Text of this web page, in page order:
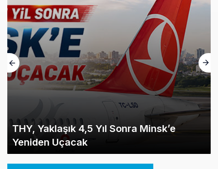
THY, Yaklaşık 4,5 Yıl Sonra Minsk’e
Yeniden Uçacak